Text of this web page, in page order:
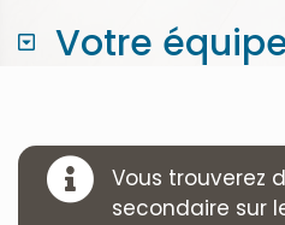
Votre
Vous trouverez
secondaire sur